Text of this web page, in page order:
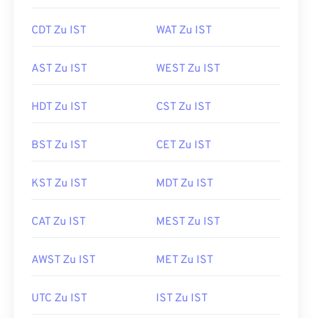
CDT Zu IST WAT Zu IST
AST Zu IST WEST Zu IST
HDT Zu IST CST Zu IST
BST Zu IST CET Zu IST
KST Zu IST MDT Zu IST
CAT Zu IST MEST Zu IST
AWST Zu IST MET Zu IST
UTC Zu IST IST Zu IST